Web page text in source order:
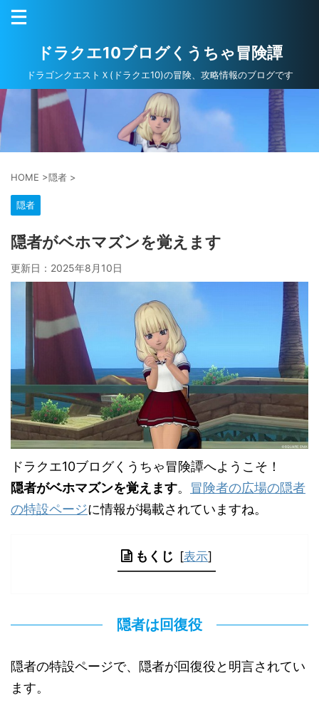
ドラクエ10ブログくうちゃ冒険譚
ドラゴンクエストＸ(ドラクエ10)の冒険、攻略情報のブログです
HOME >隠者 >
隠者
隠者がベホマズンを覚えます
更新日： 2025年8月10日
ドラクエ10ブログくうちゃ冒険譚へようこそ！
隠者がベホマズンを覚えます。 冒険者の広場の隠者
の特設ページに情報が掲載されていますね。
もくじ [表示]
隠者は回復役
隠者の特設ページで、隠者が回復役と明言されてい
ます。